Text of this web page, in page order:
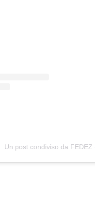
Un post condiviso da FEDEZ